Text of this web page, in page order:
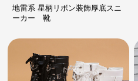
地雷系 星柄リボン装飾厚底スニ
ーカー 靴